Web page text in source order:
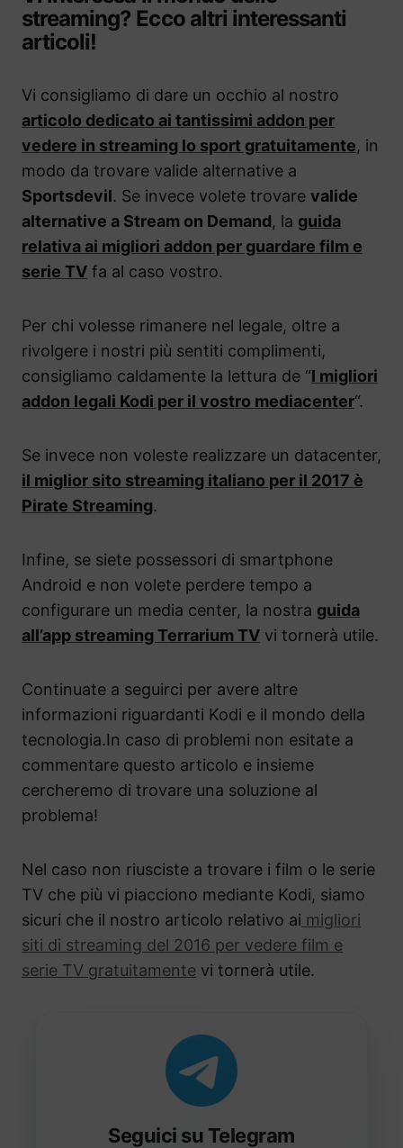
streaming? Ecco altri interessanti
articoli!
Vi consigliamo di dare un occhio al nostro
articolo dedicato ai tantissimi addon per
vedere in streaming lo sport gratuitamente, in
modo da trovare valide alternative a
Sportsdevil. Se invece volete trovare valide
alternative a Stream on Demand, la guida
relativa ai migliori addon per guardare film e
serie TV fa al caso vostro.
Per chi volesse rimanere nel legale, oltre a
rivolgere i nostri più sentiti complimenti,
consigliamo caldamente la lettura de “I migliori
addon legali Kodi per il vostro mediacenter“.
Se invece non voleste realizzare un datacenter,
il miglior sito streaming italiano per il 2017 è
Pirate Streaming.
Infine, se siete possessori di smartphone
Android e non volete perdere tempo a
configurare un media center, la nostra guida
all’app streaming Terrarium TV vi tornerà utile.
Continuate a seguirci per avere altre
informazioni riguardanti Kodi e il mondo della
tecnologia.In caso di problemi non esitate a
commentare questo articolo e insieme
cercheremo di trovare una soluzione al
problema!
Nel caso non riusciste a trovare i film o le serie
TV che più vi piacciono mediante Kodi, siamo
sicuri che il nostro articolo relativo ai migliori
siti di streaming del 2016 per vedere film e
serie TV gratuitamente vi tornerà utile.
Seguici su Telegram